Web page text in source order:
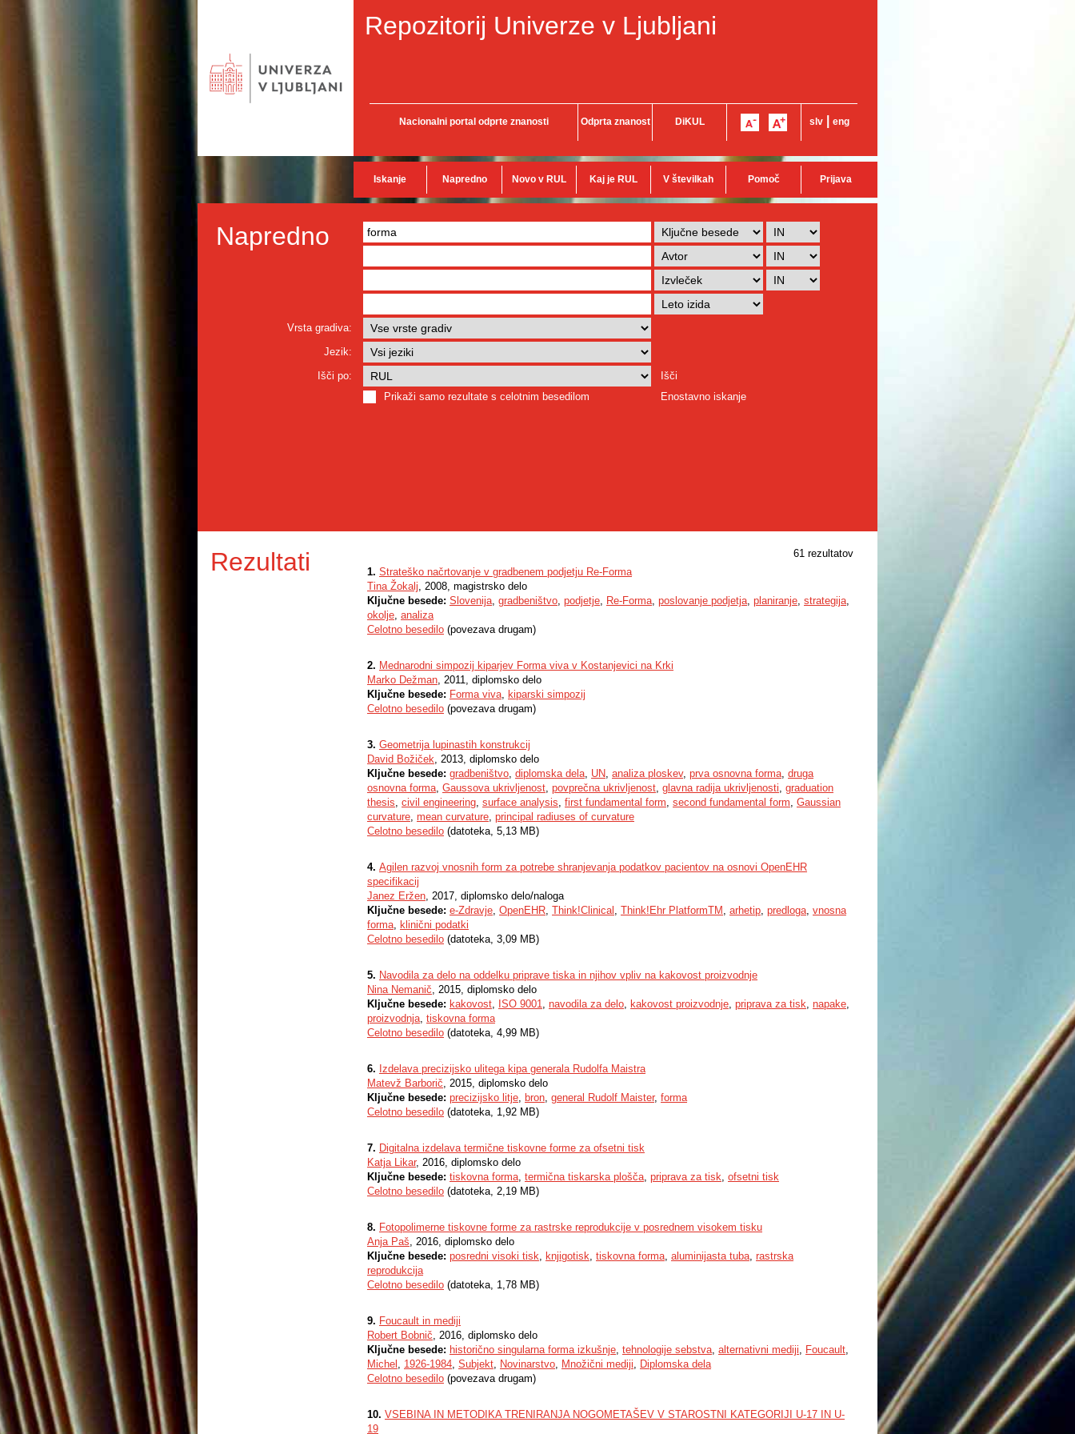
Repozitorij Univerze v Ljubljani
Nacionalni portal odprte znanosti Odprta znanost DiKUL slv eng
Iskanje Napredno Novo v RUL Kaj je RUL V številkah Pomoč Prijava
Napredno
Vrsta gradiva:
Jezik:
Išči po:
Išči
Prikaži samo rezultate s celotnim besedilom
Enostavno iskanje
Rezultati
61 rezultatov
1. Strateško načrtovanje v gradbenem podjetju Re-Forma
Tina Žokalj, 2008, magistrsko delo
Ključne besede: Slovenija, gradbeništvo, podjetje, Re-Forma, poslovanje podjetja, planiranje, strategija,
okolje, analiza
Celotno besedilo (povezava drugam)
2. Mednarodni simpozij kiparjev Forma viva v Kostanjevici na Krki
Marko Dežman, 2011, diplomsko delo
Ključne besede: Forma viva, kiparski simpozij
Celotno besedilo (povezava drugam)
3. Geometrija lupinastih konstrukcij
David Božiček, 2013, diplomsko delo
Ključne besede: gradbeništvo, diplomska dela, UN, analiza ploskev, prva osnovna forma, druga
osnovna forma, Gaussova ukrivljenost, povprečna ukrivljenost, glavna radija ukrivljenosti, graduation
thesis, civil engineering, surface analysis, first fundamental form, second fundamental form, Gaussian
curvature, mean curvature, principal radiuses of curvature
Celotno besedilo (datoteka, 5,13 MB)
4. Agilen razvoj vnosnih form za potrebe shranjevanja podatkov pacientov na osnovi OpenEHR
specifikacij
Janez Eržen, 2017, diplomsko delo/naloga
Ključne besede: e-Zdravje, OpenEHR, Think!Clinical , Think!Ehr PlatformTM , arhetip, predloga, vnosna
forma, klinični podatki
Celotno besedilo (datoteka, 3,09 MB)
5. Navodila za delo na oddelku priprave tiska in njihov vpliv na kakovost proizvodnje
Nina Nemanič, 2015, diplomsko delo
Ključne besede: kakovost, ISO 9001, navodila za delo, kakovost proizvodnje, priprava za tisk, napake,
proizvodnja, tiskovna forma
Celotno besedilo (datoteka, 4,99 MB)
6. Izdelava precizijsko ulitega kipa generala Rudolfa Maistra
Matevž Barborič, 2015, diplomsko delo
Ključne besede: precizijsko litje, bron, general Rudolf Maister, forma
Celotno besedilo (datoteka, 1,92 MB)
7. Digitalna izdelava termične tiskovne forme za ofsetni tisk
Katja Likar, 2016, diplomsko delo
Ključne besede: tiskovna forma, termična tiskarska plošča, priprava za tisk, ofsetni tisk
Celotno besedilo (datoteka, 2,19 MB)
8. Fotopolimerne tiskovne forme za rastrske reprodukcije v posrednem visokem tisku
Anja Paš, 2016, diplomsko delo
Ključne besede: posredni visoki tisk, knjigotisk, tiskovna forma, aluminijasta tuba, rastrska
reprodukcija
Celotno besedilo (datoteka, 1,78 MB)
9. Foucault in mediji
Robert Bobnič, 2016, diplomsko delo
Ključne besede: historično singularna forma izkušnje, tehnologije sebstva, alternativni mediji, Foucault,
Michel , 1926-1984, Subjekt, Novinarstvo, Množični mediji, Diplomska dela
Celotno besedilo (povezava drugam)
10. VSEBINA IN METODIKA TRENIRANJA NOGOMETAŠEV V STAROSTNI KATEGORIJI U-17 IN U-
19